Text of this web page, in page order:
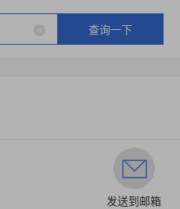
查询一下
发送到邮箱